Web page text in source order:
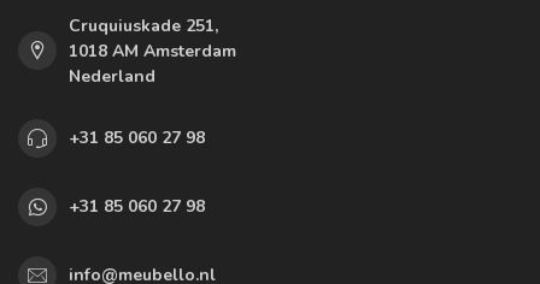
Cruquiuskade 251,
1018 AM Amsterdam
Nederland
+31 85 060 27 98
+31 85 060 27 98
info@meubello.nl